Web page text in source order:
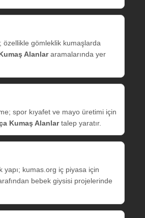
özellikle gömleklik kumaşlarda
Alanlararamalarında yer
spor kıyafet ve mayo üretimi için
Kumaş Alanlartalep yaratır.
yapı; kumas.org iç piyasa için
bebek giysisi projelerinde